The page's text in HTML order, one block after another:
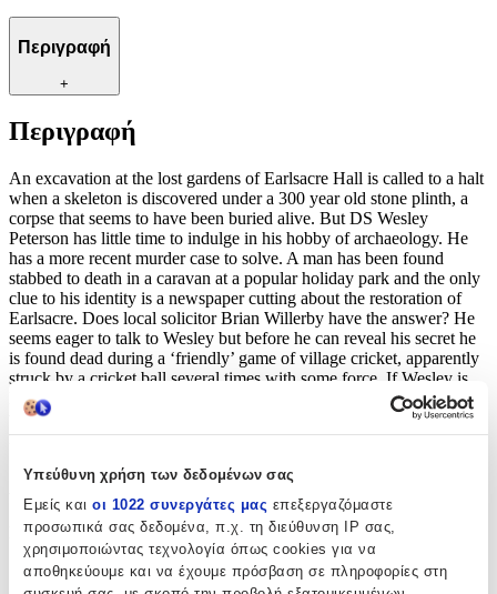
Υπεύθυνη χρήση των δεδομένων σας
Εμείς και οι 1022 συνεργάτες μας επεξεργαζόμαστε
προσωπικά σας δεδομένα, π.χ. τη διεύθυνση IP σας,
χρησιμοποιώντας τεχνολογία όπως cookies για να
αποθηκεύουμε και να έχουμε πρόσβαση σε πληροφορίες στη
Περιγραφή
+
Περιγραφή
An excavation at the lost gardens of Earlsacre Hall is called to a halt
when a skeleton is discovered under a 300 year old stone plinth, a
corpse that seems to have been buried alive. But DS Wesley
Peterson has little time to indulge in his hobby of archaeology. He
has a more recent murder case to solve. A man has been found
stabbed to death in a caravan at a popular holiday park and the only
clue to his identity is a newspaper cutting about the restoration of
Earlsacre. Does local solicitor Brian Willerby have the answer? He
seems eager to talk to Wesley but before he can reveal his secret he
is found dead during a ‘friendly’ game of village cricket, apparently
struck by a cricket ball several times with some force. If Wesley is
looking for a demon bowler this appears to let out most of the
village side. But what is it about Earlsacre Hall that leads people to
murder?
Χαρακτηριστικά
Συγγραφέας:
Kate Ellis